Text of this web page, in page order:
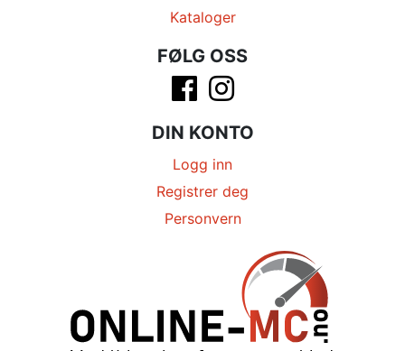
Kataloger
FØLG OSS
DIN KONTO
Logg inn
Registrer deg
Personvern